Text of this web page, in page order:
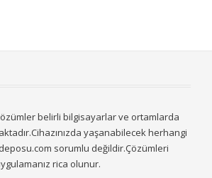
belirli bilgisayarlar ve ortamlarda
yaşanabilecek herhangi
sorumlu değildir.Çözümleri
rica olunur.